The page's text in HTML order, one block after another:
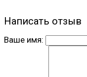
Написать отзыв
Ваше имя: